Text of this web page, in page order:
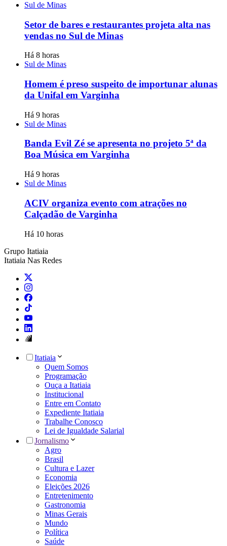
Sul de Minas
Setor de bares e restaurantes projeta alta nas
vendas no Sul de Minas
Há 8 horas
Sul de Minas
Homem é preso suspeito de importunar alunas
da Unifal em Varginha
Há 9 horas
Sul de Minas
Banda Evil Zé se apresenta no projeto 5ª da
Boa Música em Varginha
Há 9 horas
Sul de Minas
ACIV organiza evento com atrações no
Calçadão de Varginha
Há 10 horas
Grupo Itatiaia
Itatiaia Nas Redes
Itatiaia
Quem Somos
Programação
Ouça a Itatiaia
Institucional
Entre em Contato
Expediente Itatiaia
Trabalhe Conosco
Lei de Igualdade Salarial
Jornalismo
Agro
Brasil
Cultura e Lazer
Economia
Eleições 2026
Entretenimento
Gastronomia
Minas Gerais
Mundo
Política
Saúde